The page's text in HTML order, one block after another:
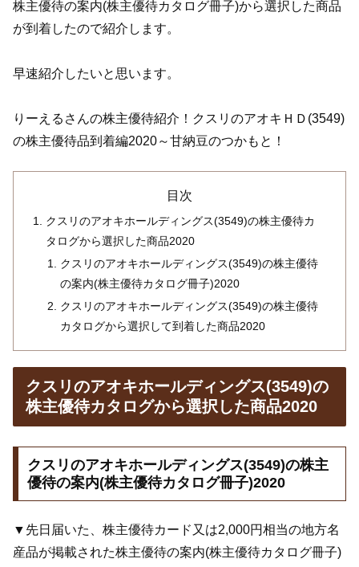
株主優待の案内(株主優待カタログ冊子)から選択した商品
が到着したので紹介します。
早速紹介したいと思います。
りーえるさんの株主優待紹介！クスリのアオキＨＤ(3549)
の株主優待品到着編2020～甘納豆のつかもと！
目次
クスリのアオキホールディングス(3549)の株主優待カ
タログから選択した商品2020
クスリのアオキホールディングス(3549)の株主優待
の案内(株主優待カタログ冊子)2020
クスリのアオキホールディングス(3549)の株主優待
カタログから選択して到着した商品2020
クスリのアオキホールディングス(3549)の
株主優待カタログから選択した商品2020
クスリのアオキホールディングス(3549)の株主
優待の案内(株主優待カタログ冊子)2020
▼先日届いた、株主優待カード又は2,000円相当の地方名
産品が掲載された株主優待の案内(株主優待カタログ冊子)